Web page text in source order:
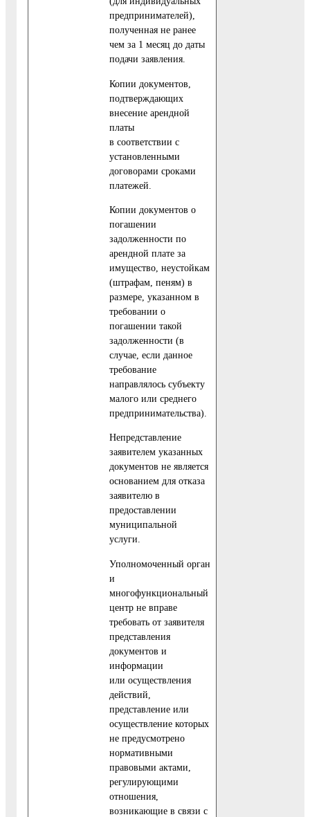
предпринимателей),
полученная не ранее
чем за 1 месяц до даты
подачи заявления.
Копии документов,
подтверждающих
внесение арендной
платы
в соответствии с
установленными
договорами сроками
платежей.
Копии документов о
погашении
задолженности по
арендной плате за
имущество, неустойкам
(штрафам, пеням) в
размере, указанном в
требовании о
погашении такой
задолженности (в
случае, если данное
требование
направлялось субъекту
малого или среднего
предпринимательства).
Непредставление
заявителем указанных
документов не является
основанием для отказа
заявителю в
предоставлении
муниципальной
услуги.
Уполномоченный орган
и
многофункциональный
центр не вправе
требовать от заявителя
представления
документов и
информации
или осуществления
действий,
представление или
осуществление которых
не предусмотрено
нормативными
правовыми актами,
регулирующими
отношения,
возникающие в связи с